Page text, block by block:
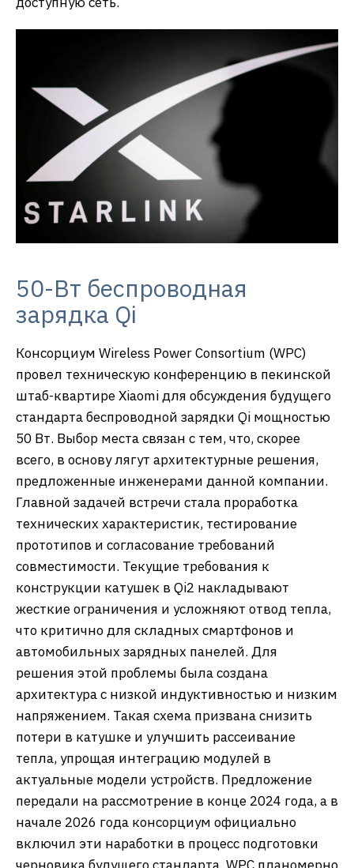
50-Вт беспроводная
зарядка Qi
Консорциум Wireless Power Consortium (WPC)
провел техническую конференцию в пекинской
штаб-квартире Xiaomi для обсуждения будущего
стандарта беспроводной зарядки Qi мощностью
50 Вт. Выбор места связан с тем, что, скорее
всего, в основу лягут архитектурные решения,
предложенные инженерами данной компании.
Главной задачей встречи стала проработка
технических характеристик, тестирование
прототипов и согласование требований
совместимости. Текущие требования к
конструкции катушек в Qi2 накладывают
жесткие ограничения и усложняют отвод тепла,
что критично для складных смартфонов и
автомобильных зарядных панелей. Для
решения этой проблемы была создана
архитектура с низкой индуктивностью и низким
напряжением. Такая схема призвана снизить
потери в катушке и улучшить рассеивание
тепла, упрощая интеграцию модулей в
актуальные модели устройств. Предложение
передали на рассмотрение в конце 2024 года, а в
начале 2026 года консорциум официально
включил эти наработки в процесс подготовки